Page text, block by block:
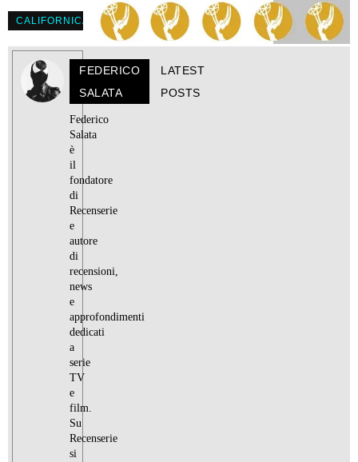
CALIFORNICATION
FEDERICO
SALATA
LATEST
POSTS
Federico
Salata
è
il
fondatore
di
Recenserie
e
autore
di
recensioni,
news
e
approfondimenti
dedicati
a
serie
TV
e
film.
Su
Recenserie
si